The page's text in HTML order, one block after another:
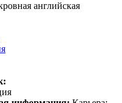
английская